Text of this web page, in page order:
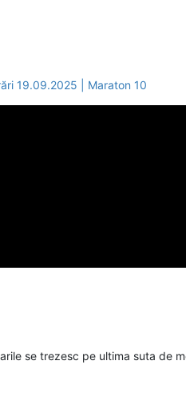
19.09.2025 | Maraton 10
se trezesc pe ultima suta de